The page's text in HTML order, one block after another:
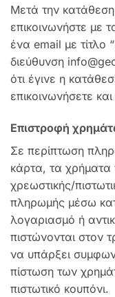
Μετά την
επικοινωνήστε με
ένα email με τίτλο
διεύθυνση
ότι έγινε η
επικοινωνήσετε
Επιστροφή
Σε περίπτωση
κάρτα, τα χρήματα
χρεωστικής/
πληρωμής μέσω
λογαριασμό ή
πιστώνονται στον
να υπάρξει
πίστωση των
πιστωτικό κουπόνι.